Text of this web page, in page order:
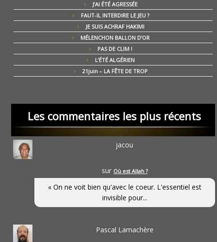
J’AI ÉTÉ AGRESSÉE
FAUT-IL INTERDIRE LE JEU ?
JE SUIS ACHRAF HAKIMI
MÉLENCHON BALLON D’OR
PAS DE CLIM !
L’ÉTÉ ALGÉRIEN
21juin – LA FÊTE DE TROP
Les commentaires les plus récents
jacou
sur Où est Allah ?
« On ne voit bien qu'avec le coeur. L'essentiel est
invisible pour...
Pascal Lamachère